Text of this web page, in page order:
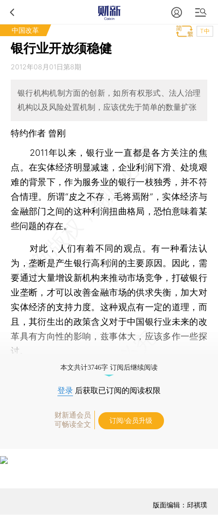
中国改革 T中
银行业开放须稳健
2012年08月01日第8期
银行机构机制方面的创新，如所有权形式、法人治理
机构以及风险处置机制，应该优先于简单的数量扩张
特约作者 曾刚
2011年以来，银行业一直都是各方关注的焦
点。在实体经济明显减速，企业利润下滑、处境艰
难的背景下，作为服务业的银行一枝独秀，并不符
合情理。所谓“皮之不存，毛将焉附”，实体经济与
金融部门之间的这种利润扭曲格局，恐怕意味着某
些问题的存在。
对此，人们有着不同的观点。有一种看法认
为，垄断是产生银行高利润的主要原因。因此，需
要通过大量增设新机构来推动市场竞争，打破银行
业垄断，才可以改善金融市场的供求失衡，加大对
实体经济的支持力度。这种观点有一定的道理，而
且，其衍生出的政策含义对于中国银行业未来的改
革具有方向性的影响，兹事体大，应该多作一些探
讨。
本文共计3746字 订阅后继续阅读
登录 后获取已订阅的阅读权限
财新通会员
可畅读全文
订阅/会员升级
版面编辑：邱祺璞